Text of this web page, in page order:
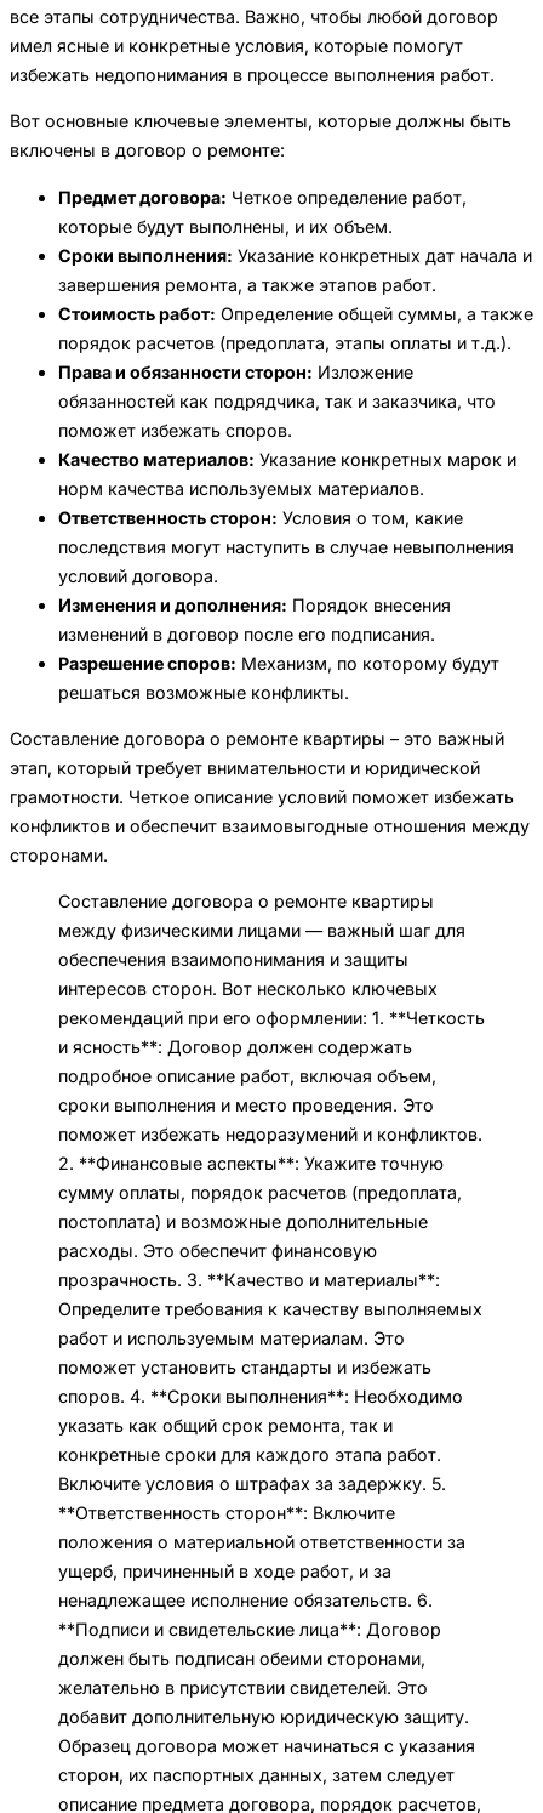
все этапы сотрудничества. Важно, чтобы любой договор
имел ясные и конкретные условия, которые помогут
избежать недопонимания в процессе выполнения работ.
Вот основные ключевые элементы, которые должны быть
включены в договор о ремонте:
Предмет договора: Четкое определение работ,
которые будут выполнены, и их объем.
Сроки выполнения: Указание конкретных дат начала и
завершения ремонта, а также этапов работ.
Стоимость работ: Определение общей суммы, а также
порядок расчетов (предоплата, этапы оплаты и т.д.).
Права и обязанности сторон: Изложение
обязанностей как подрядчика, так и заказчика, что
поможет избежать споров.
Качество материалов: Указание конкретных марок и
норм качества используемых материалов.
Ответственность сторон: Условия о том, какие
последствия могут наступить в случае невыполнения
условий договора.
Изменения и дополнения: Порядок внесения
изменений в договор после его подписания.
Разрешение споров: Механизм, по которому будут
решаться возможные конфликты.
Составление договора о ремонте квартиры – это важный
этап, который требует внимательности и юридической
грамотности. Четкое описание условий поможет избежать
конфликтов и обеспечит взаимовыгодные отношения между
сторонами.
Составление договора о ремонте квартиры
между физическими лицами — важный шаг для
обеспечения взаимопонимания и защиты
интересов сторон. Вот несколько ключевых
рекомендаций при его оформлении: 1. **Четкость
и ясность**: Договор должен содержать
подробное описание работ, включая объем,
сроки выполнения и место проведения. Это
поможет избежать недоразумений и конфликтов.
2. **Финансовые аспекты**: Укажите точную
сумму оплаты, порядок расчетов (предоплата,
постоплата) и возможные дополнительные
расходы. Это обеспечит финансовую
прозрачность. 3. **Качество и материалы**:
Определите требования к качеству выполняемых
работ и используемым материалам. Это
поможет установить стандарты и избежать
споров. 4. **Сроки выполнения**: Необходимо
указать как общий срок ремонта, так и
конкретные сроки для каждого этапа работ.
Включите условия о штрафах за задержку. 5.
**Ответственность сторон**: Включите
положения о материальной ответственности за
ущерб, причиненный в ходе работ, и за
ненадлежащее исполнение обязательств. 6.
**Подписи и свидетельские лица**: Договор
должен быть подписан обеими сторонами,
желательно в присутствии свидетелей. Это
добавит дополнительную юридическую защиту.
Образец договора может начинаться с указания
сторон, их паспортных данных, затем следует
описание предмета договора, порядок расчетов,